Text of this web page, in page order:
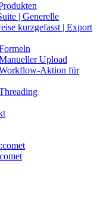
| Generelle
kurzgefasst | Export
Upload
Aktion für